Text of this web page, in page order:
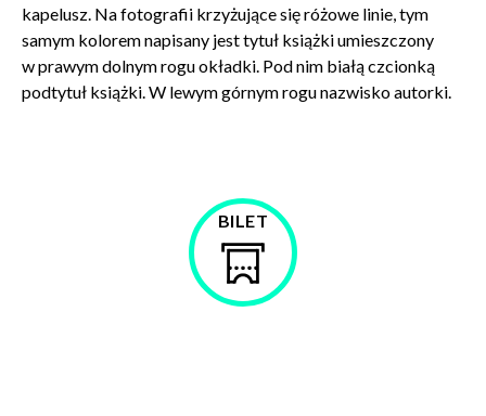
kapelusz. Na fotografii krzyżujące się różowe linie, tym
samym kolorem napisany jest tytuł książki umieszczony
w prawym dolnym rogu okładki. Pod nim białą czcionką
podtytuł książki. W lewym górnym rogu nazwisko autorki.
Kup
bilet
BILET